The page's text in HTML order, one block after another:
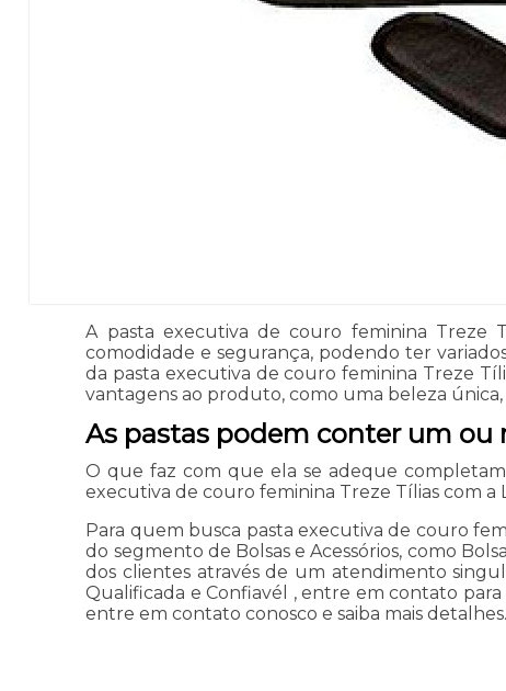
A pasta executiva de couro feminina Treze
comodidade e segurança, podendo ter
da pasta executiva de couro feminina Treze
vantagens ao produto, como uma beleza
As pastas podem conter um
O que faz com que ela se adeque
executiva de couro feminina Treze Tílias com
Para quem busca pasta executiva de couro
do segmento de Bolsas e Acessórios, como
dos clientes através de um atendimento
Qualificada e Confiavél , entre em contato para
entre em contato conosco e saiba mais detalhes.